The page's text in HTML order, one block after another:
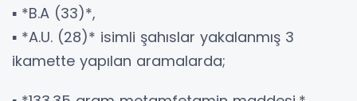
▪️ *B.A (33)*,
▪️ *A.U. (28)* isimli şahıslar yakalanmış 3
ikamette yapılan aramalarda;